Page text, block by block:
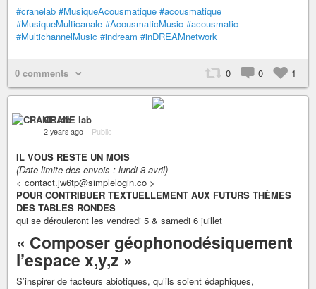
#cranelab #MusiqueAcousmatique #acousmatique
#MusiqueMulticanale #AcousmaticMusic #acousmatic
#MultichannelMusic #indream #inDREAMnetwork
0 comments 0 0 1
CRANE lab
2 years ago – Public
IL VOUS RESTE UN MOIS
(Date limite des envois : lundi 8 avril)
< contact.jw6tp@simplelogin.co >
POUR CONTRIBUER TEXTUELLEMENT AUX FUTURS THÈMES
DES TABLES RONDES
qui se dérouleront les vendredi 5 & samedi 6 juillet
« Composer géophonodésiquement
l’espace x,y,z »
S’inspirer de facteurs abiotiques, qu’ils soient édaphiques,